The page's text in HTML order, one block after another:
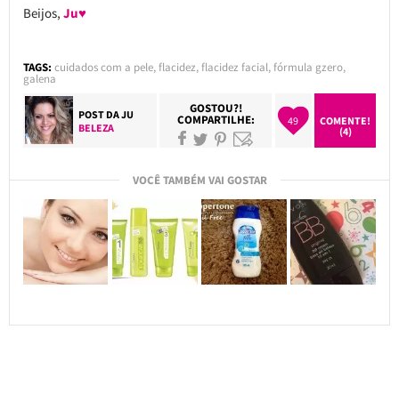
Beijos, Ju♥
TAGS: cuidados com a pele,flacidez,flacidez facial,fórmula gzero,
galena
POST DAJU
BELEZA
GOSTOU?!
COMPARTILHE: 49
COMENTE!
(4)
VOCÊ TAMBÉM VAI GOSTAR